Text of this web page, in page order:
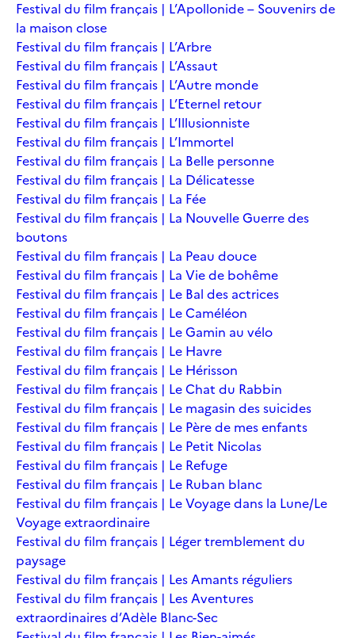
Festival du film français | L’Apollonide – Souvenirs de
la maison close
Festival du film français | L’Arbre
Festival du film français | L’Assaut
Festival du film français | L’Autre monde
Festival du film français | L’Eternel retour
Festival du film français | L’Illusionniste
Festival du film français | L’Immortel
Festival du film français | La Belle personne
Festival du film français | La Délicatesse
Festival du film français | La Fée
Festival du film français | La Nouvelle Guerre des
boutons
Festival du film français | La Peau douce
Festival du film français | La Vie de bohême
Festival du film français | Le Bal des actrices
Festival du film français | Le Caméléon
Festival du film français | Le Gamin au vélo
Festival du film français | Le Havre
Festival du film français | Le Hérisson
Festival du film français | Le Chat du Rabbin
Festival du film français | Le magasin des suicides
Festival du film français | Le Père de mes enfants
Festival du film français | Le Petit Nicolas
Festival du film français | Le Refuge
Festival du film français | Le Ruban blanc
Festival du film français | Le Voyage dans la Lune/Le
Voyage extraordinaire
Festival du film français | Léger tremblement du
paysage
Festival du film français | Les Amants réguliers
Festival du film français | Les Aventures
extraordinaires d’Adèle Blanc-Sec